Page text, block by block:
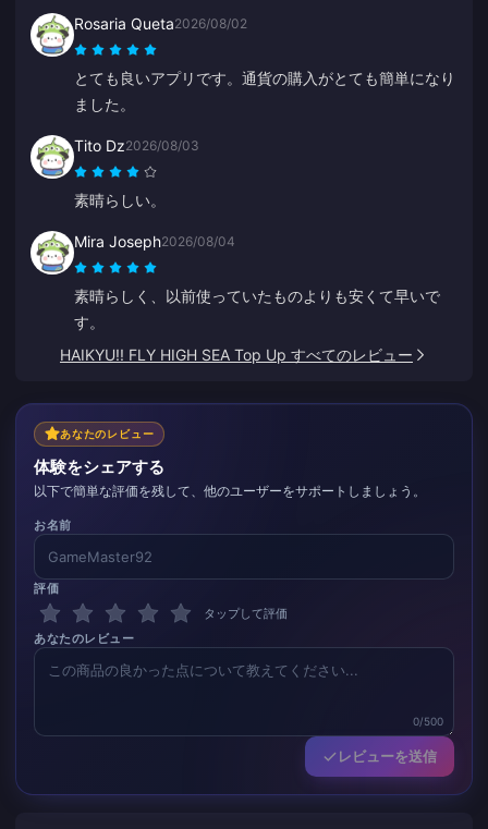
Rosaria Queta2026/08/02
とても良いアプリです。通貨の購入がとても簡単になり
ました。
Tito Dz2026/08/03
素晴らしい。
Mira Joseph2026/08/04
素晴らしく、以前使っていたものよりも安くて早いで
す。
HAIKYU!! FLY HIGH SEA Top Up すべてのレビュー
あなたのレビュー
体験をシェアする
以下で簡単な評価を残して、他のユーザーをサポートしましょう。
お名前
評価
タップして評価
あなたのレビュー
0/500
レビューを送信